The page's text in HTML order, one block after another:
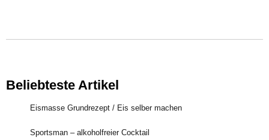
Beliebteste Artikel
Eismasse Grundrezept / Eis selber machen
Sportsman – alkoholfreier Cocktail